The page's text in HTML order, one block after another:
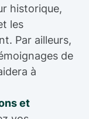
historique,
les
Par ailleurs,
de
à
et